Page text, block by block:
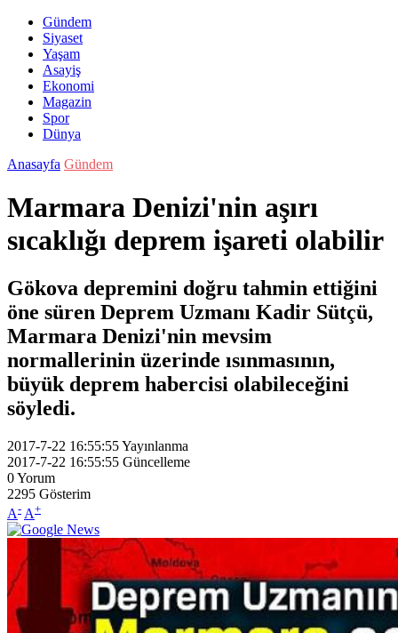
Gündem
Siyaset
Yaşam
Asayiş
Ekonomi
Magazin
Spor
Dünya
Anasayfa Gündem
Marmara Denizi'nin aşırı
sıcaklığı deprem işareti olabilir
Gökova depremini doğru tahmin ettiğini
öne süren Deprem Uzmanı Kadir Sütçü,
Marmara Denizi'nin mevsim
normallerinin üzerinde ısınmasının,
büyük deprem habercisi olabileceğini
söyledi.
2017-7-22 16:55:55Yayınlanma
2017-7-22 16:55:55 Güncelleme
0Yorum
2295 Gösterim
A- A+